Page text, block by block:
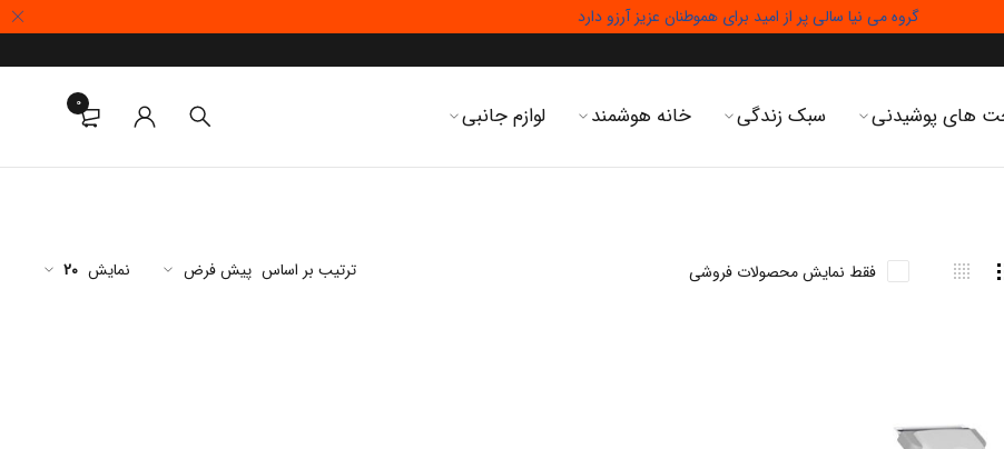
گروه می نیا سالی پر از امید برای هموطنان عزیز آرزو دارد
های پوشیدنی سبک زندگی خانه هوشمند لوازم جانبی 0
ترتیب بر اساس پیش فرض فقط نمایش محصولات فروشی نمایش 20